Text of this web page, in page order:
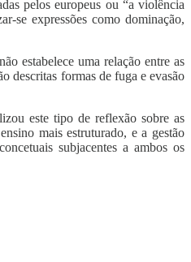
pelos europeus ou “a violência
se expressões como dominação,
estabelece uma relação entre as
descritas formas de fuga e evasão
este tipo de reflexão sobre as
mais estruturado, e a gestão
subjacentes a ambos os